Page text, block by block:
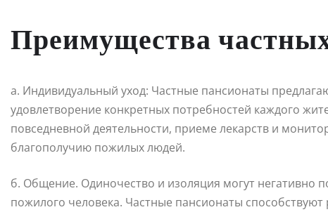
Преимущества
а. Индивидуальный уход: Частные пансионаты
удовлетворение конкретных потребностей каждого
повседневной деятельности, приеме лекарств и
благополучию пожилых людей.
б. Общение. Одиночество и изоляция могут негативно
пожилого человека. Частные пансионаты